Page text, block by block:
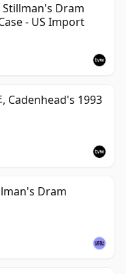
Stillman's Dram
- US Import
Cadenhead's 1993
Dram